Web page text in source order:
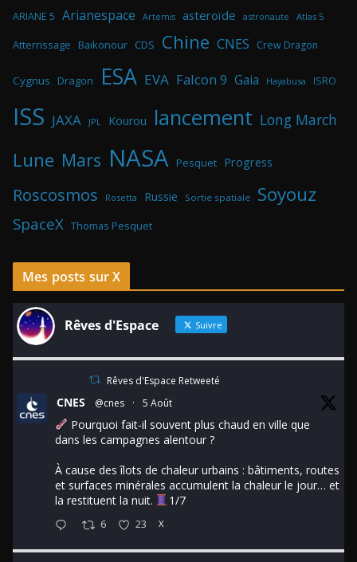
ARIANE 5 Arianespace Artemis asteroïde astronaute Atlas 5
Atterrissage Baikonour CDS Chine CNES Crew Dragon
Cygnus Dragon ESA EVA Falcon 9 Gaia Hayabusa ISRO
ISS JAXA JPL Kourou lancement Long March
Lune Mars NASA Pesquet Progress
Roscosmos Rosetta Russie Sortie spatiale Soyouz
SpaceX Thomas Pesquet
Mes posts sur X
Rêves d'Espace Suivre
Rêves d'Espace Retweeté
CNES @cnes · 5 Août
Pourquoi fait-il souvent plus chaud en ville que
dans les campagnes alentour ?
À cause des îlots de chaleur urbains : bâtiments, routes
et surfaces minérales accumulent la chaleur le jour… et
la restituent la nuit.
1/7
6 23 X